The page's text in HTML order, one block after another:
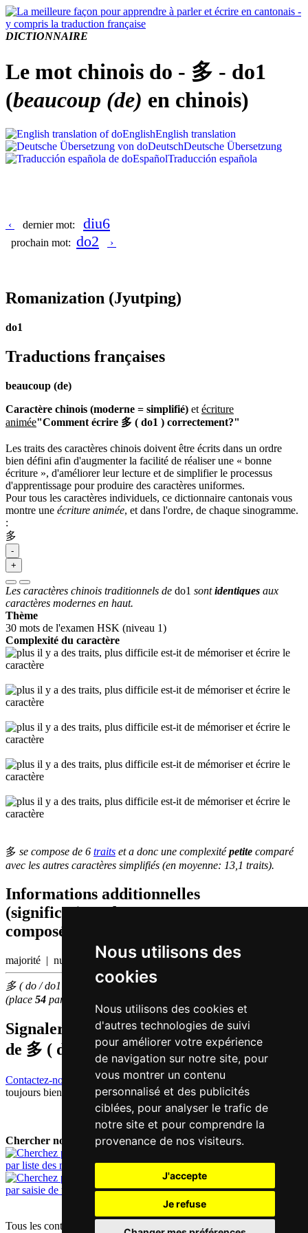
Nous utilisons des
cookies
Nous utilisons des cookies et
d'autres technologies de suivi
pour améliorer votre expérience
de navigation sur notre site, pour
vous montrer un contenu
personnalisé et des publicités
ciblées, pour analyser le trafic de
notre site et pour comprendre la
provenance de nos visiteurs.
J'accepte
Je refuse
DICTIONNAIRE
Le mot chinois do - 多 - do1
(beaucoup (de) en chinois)
EnglishEnglish translation
DeutschDeutsche Übersetzung
EspañolTraducción española
‹ dernier mot: diu6
prochain mot: do2 ›
Romanization (Jyutping)
do1
Traductions françaises
beaucoup (de)
Caractère chinois (moderne = simplifié) et écriture
animée"Comment écrire 多 ( do1 ) correctement?"
Les traits des caractères chinois doivent être écrits dans un ordre
bien défini afin d'augmenter la facilité de réaliser une « bonne
écriture », d'améliorer leur lecture et de simplifier le processus
d'apprentissage pour produire des caractères uniformes.
Pour tous les caractères individuels, ce dictionnaire cantonais vous
montre une écriture animée, et dans l'ordre, de chaque sinogramme.
:
多
-
+
Les caractères chinois traditionnels de do1 sontidentiques aux
caractères modernes en haut.
Thème
30 mots de l'examen HSK (niveau 1)
Complexité du caractère
多 se compose de 6 traits et a donc une complexitépetite comparé
avec les autres caractères simplifiés (en moyenne: 13,1 traits).
Informations additionnelles
(significations de composants, mots
composés etc.)
majorité | nuageux
多 ( do / do1 ) fait partie des100caractères chinois
(place 54 parmi les
Signaler traduction fausse ou manquante
de 多 ( do / do1 )
Contactez-nous!
Votre feedback et critique constructive seront
toujours bienvenus.
Chercher nouveau mot:
par liste des mots
par saisie de texte
Tous les contenus sont protégés par les droits d'auteur allemands et